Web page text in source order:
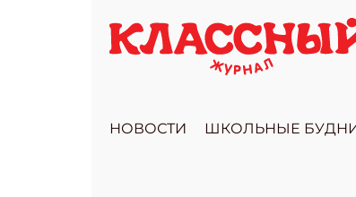
НОВОСТИ ШКОЛЬНЫЕ